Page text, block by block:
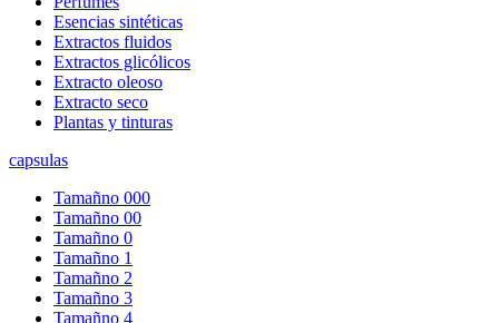
Esencias sintéticas
Extractos fluidos
Extractos glicólicos
Extracto oleoso
Extracto seco
Plantas y tinturas
capsulas
Tamañno 000
Tamañno 00
Tamañno 0
Tamañno 1
Tamañno 2
Tamañno 3
Tamañno 4